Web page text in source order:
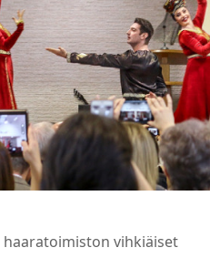
haaratoimiston vihkiäiset